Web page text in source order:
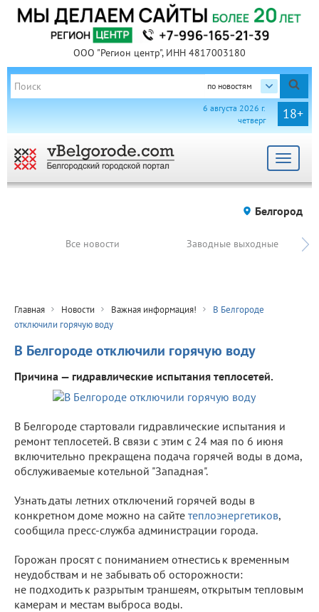
ООО "Регион центр", ИНН 4817003180
по новостям
18+
6 августа 2026 г.
четверг
Toggle
Белгород
Все новости Заводные выходные
Главная Новости Важная информация!
В Белгороде
отключили горячую воду
В Белгороде отключили горячую воду
Причина — гидравлические испытания теплосетей.
В Белгороде стартовали гидравлические испытания и
ремонт теплосетей. В связи с этим с 24 мая по 6 июня
включительно прекращена подача горячей воды в дома,
обслуживаемые котельной "Западная".
Узнать даты летних отключений горячей воды в
конкретном доме можно на сайте теплоэнергетиков,
сообщила пресс-служба администрации города.
Горожан просят с пониманием отнестись к временным
неудобствам и не забывать об осторожности:
не подходить к разрытым траншеям, открытым тепловым
камерам и местам выброса воды.